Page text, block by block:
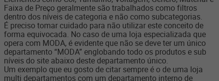
Faixa de Preço geralmente são trabalhados como filtros
dentro dos níveis de categoria e não como subcategorias.
É preciso tomar cuidado para não utilizar este conceito de
forma equivocada. No caso de uma loja especializada que
opera com MODA, é evidente que não se deve ter um único
departamento “MODA” englobando todo os produtos e sub
níveis do site abaixo deste departamento único.
Um exemplo que eu gosto de citar sempre é o de uma loja
multi departamentos com um departamento interno de